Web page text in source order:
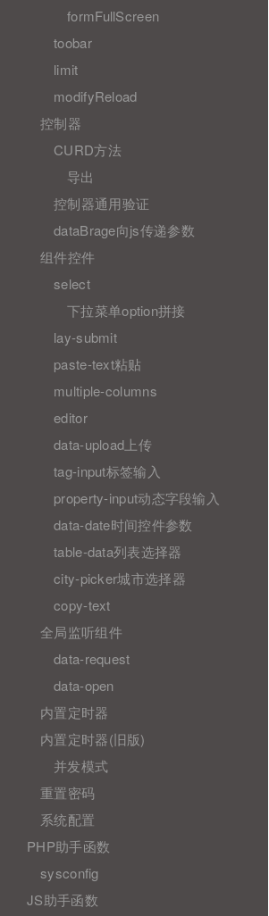
formFullScreen
toobar
limit
modifyReload
控制器
CURD方法
导出
控制器通用验证
dataBrage向js传递参数
组件控件
select
下拉菜单option拼接
lay-submit
paste-text粘贴
multiple-columns
editor
data-upload上传
tag-input标签输入
property-input动态字段输入
data-date时间控件参数
table-data列表选择器
city-picker城市选择器
copy-text
全局监听组件
data-request
data-open
内置定时器
内置定时器(旧版)
并发模式
重置密码
系统配置
PHP助手函数
sysconfig
JS助手函数